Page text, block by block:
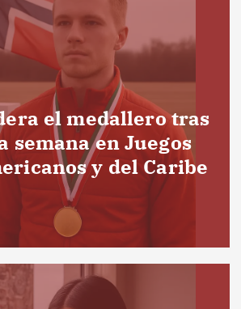
el medallero tras
semana en Juegos
y del Caribe